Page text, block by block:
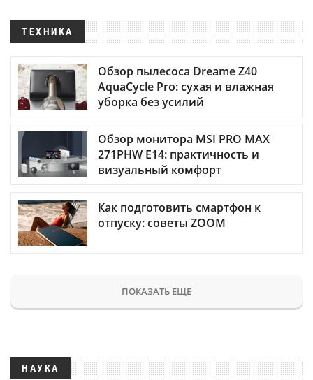
ТЕХНИКА
Обзор пылесоса Dreame Z40
AquaCycle Pro: сухая и влажная
уборка без усилий
Обзор монитора MSI PRO MAX
271PHW E14: практичность и
визуальный комфорт
Как подготовить смартфон к
отпуску: советы ZOOM
ПОКАЗАТЬ ЕЩЕ
НАУКА